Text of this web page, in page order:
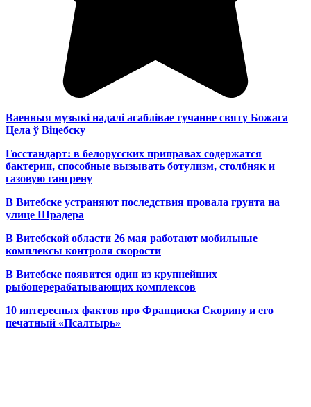
Ваенныя музыкі надалі асаблівае гучанне святу Божага
Цела ў Віцебску
Госстандарт: в белорусских приправах содержатся
бактерии, способные вызывать ботулизм, столбняк и
газовую гангрену
В Витебске устраняют последствия провала грунта на
улице Шрадера
В Витебской области 26 мая работают мобильные
комплексы контроля скорости
В Витебске появится один из крупнейших
рыбоперерабатывающих комплексов
10 интересных фактов про Франциска Скорину и его
печатный «Псалтырь»